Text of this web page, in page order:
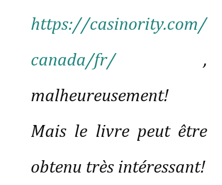
https://casinority.com/
canada/fr/,
malheureusement!
Mais le livre peut être
obtenu très intéressant!